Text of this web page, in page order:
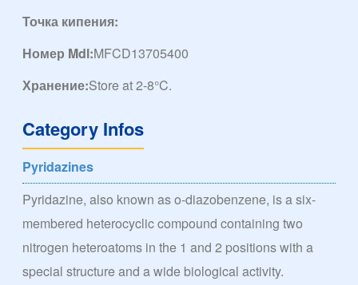
Точка кипения:
Номер Mdl:MFCD13705400
Хранение:Store at 2-8°C.
Category Infos
Pyridazines
Pyridazine, also known as o-diazobenzene, is a six-
membered heterocyclic compound containing two
nitrogen heteroatoms in the 1 and 2 positions with a
special structure and a wide biological activity.